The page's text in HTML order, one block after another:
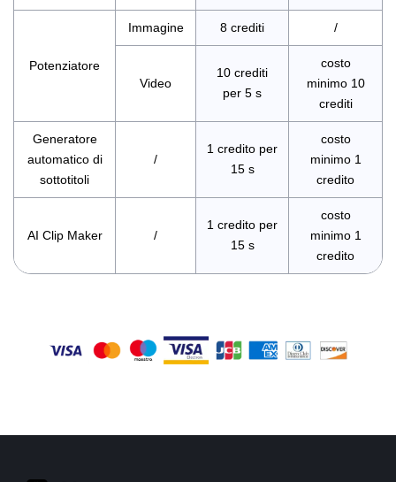
Potenziatore
Immagine 8 crediti /
Video
10 crediti
per 5 s
costo
minimo 10
crediti
Generatore
automatico di
sottotitoli
/
1 credito per
15 s
costo
minimo 1
credito
AI Clip Maker /
1 credito per
15 s
costo
minimo 1
credito